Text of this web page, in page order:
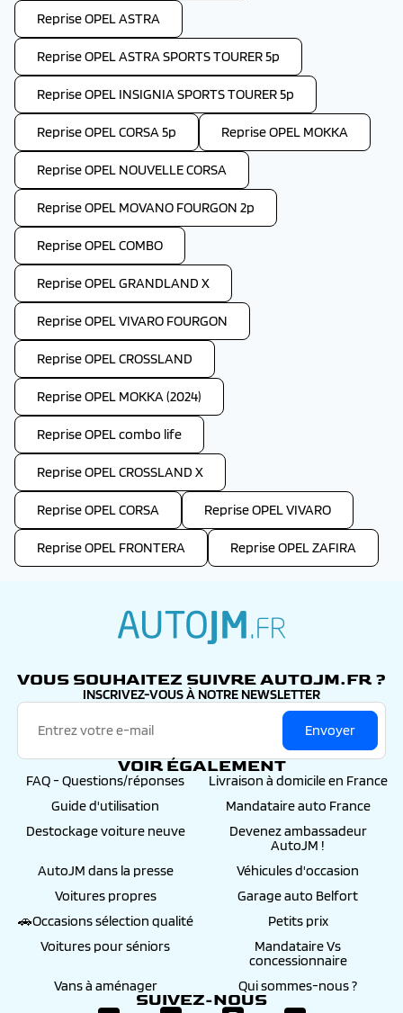
Reprise OPEL ASTRA
Reprise OPEL ASTRA SPORTS TOURER 5p
Reprise OPEL INSIGNIA SPORTS TOURER 5p
Reprise OPEL CORSA 5p Reprise OPEL MOKKA
Reprise OPEL NOUVELLE CORSA
Reprise OPEL MOVANO FOURGON 2p
Reprise OPEL COMBO
Reprise OPEL GRANDLAND X
Reprise OPEL VIVARO FOURGON
Reprise OPEL CROSSLAND
Reprise OPEL MOKKA (2024)
Reprise OPEL combo life
Reprise OPEL CROSSLAND X
Reprise OPEL CORSA Reprise OPEL VIVARO
Reprise OPEL FRONTERA Reprise OPEL ZAFIRA
VOUS SOUHAITEZ SUIVRE AUTOJM.FR ?
INSCRIVEZ-VOUS À NOTRE NEWSLETTER
Envoyer
VOIR ÉGALEMENT
FAQ - Questions/réponses
Livraison à domicile en France
Guide d'utilisation
Mandataire auto France
Destockage voiture neuve
Devenez ambassadeur
AutoJM !
AutoJM dans la presse
Véhicules d'occasion
Voitures propres
Garage auto Belfort
🚗Occasions sélection qualité
Petits prix
Voitures pour séniors
Mandataire Vs
concessionnaire
Vans à aménager
Qui sommes-nous ?
SUIVEZ-NOUS